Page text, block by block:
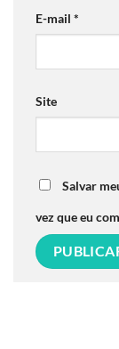
E-mail *
Site
Salvar
vez que eu